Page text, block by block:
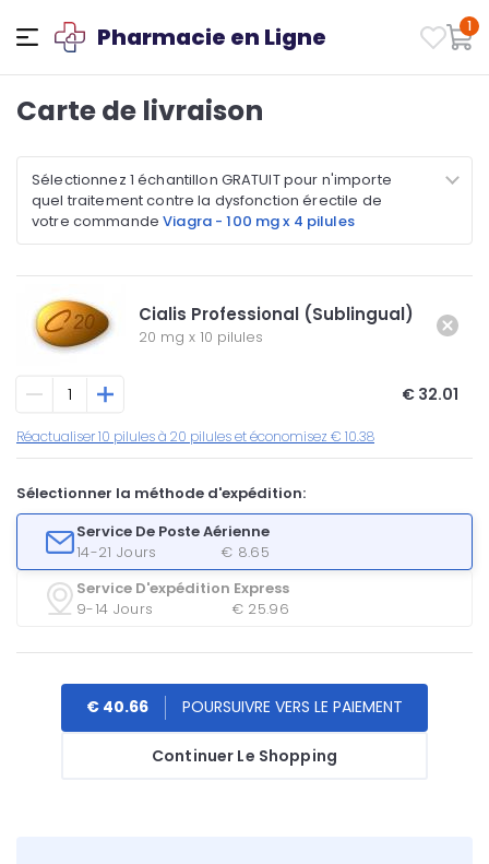
Pharmacie en Ligne 1
Carte de livraison
Sélectionnez 1 échantillon GRATUIT pour n'importe
quel traitement contre la dysfonction érectile de
votre commandeViagra - 100 mg x 4 pilules
Cialis Professional (Sublingual)
20 mg x 10 pilules
€ 32.01
Réactualiser 10 pilules à 20 pilules et économisez € 10.38
Sélectionner la méthode d'expédition:
Service De Poste Aérienne
14-21 Jours
€ 8.65
Service D'expédition Express
9-14 Jours
€ 25.96
Continuer Le Shopping
€ 40.66